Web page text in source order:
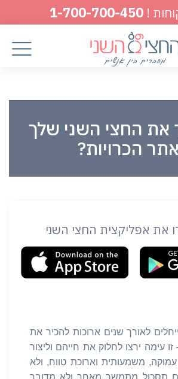
!
1-700-700-450
את החצי השני שלך
הכרויות?
את אפליקצית החצי השני
לאורך שנים ארוכות להכיר את
עימה ירצו לחלוק את חייהם וליצור
משמעותית וארוכת טווח, ולא